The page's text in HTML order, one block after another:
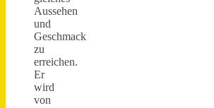
Aussehen
und
Geschmack
zu
erreichen.
Er
wird
von